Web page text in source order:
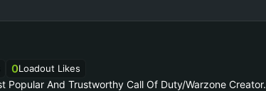
0Loadout Likes
Popular And Trustworthy Call Of Duty/Warzone Creator.